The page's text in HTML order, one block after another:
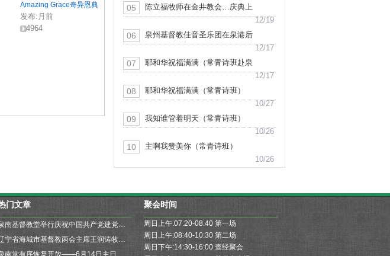
Amazing Grace奇异恩典
发布: 月前
4964
05
陈立福牧师在金井教会…庆典上
信息分享（视频片段）
12/19
06
泉州基督教佳音圣乐团在泉港后
郑堂演出
12/17
07
耶和华祝福满满（常青诗班赴泉
港山腰教会献堂献唱）
12/17
08
耶和华祝福满满（常青诗班）
10/27
09
我知谁管着明天（常青诗班）
10/26
10
主啊我赞美你（常青诗班）
10/26
门文章
泉南基督教堂举行庆祝中国共产党建党99周年升国旗仪式暨为祖国祝福、为疫情防控祷告会
辽宁省海城市基督教两会主席王润涛牧师一行来我堂参观访问
聚会时间
周日上午:07:20-08:40 第一场
周日上午:08:40-10:30 第二场
周日下午:14:30-16:00 查经聚会